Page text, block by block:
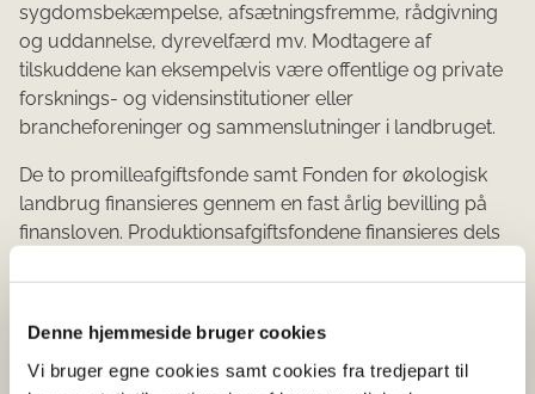
Denne hjemmeside bruger cookies
Vi bruger egne cookies samt cookies fra tredjepart til
sygdomsbekæmpelse, afsætningsfremme, rådgivning
og uddannelse, dyrevelfærd mv. Modtagere af
tilskuddene kan eksempelvis være offentlige og private
forsknings- og vidensinstitutioner eller
brancheforeninger og sammenslutninger i landbruget.
De to promilleafgiftsfonde samt Fonden for økologisk
landbrug finansieres gennem en fast årlig bevilling på
finansloven. Produktionsafgiftsfondene finansieres dels
produktionsafgifter, som bliver opkrævet af fondene hos
Fondene er særlige forvaltningsmyndigheder og er bl.a.